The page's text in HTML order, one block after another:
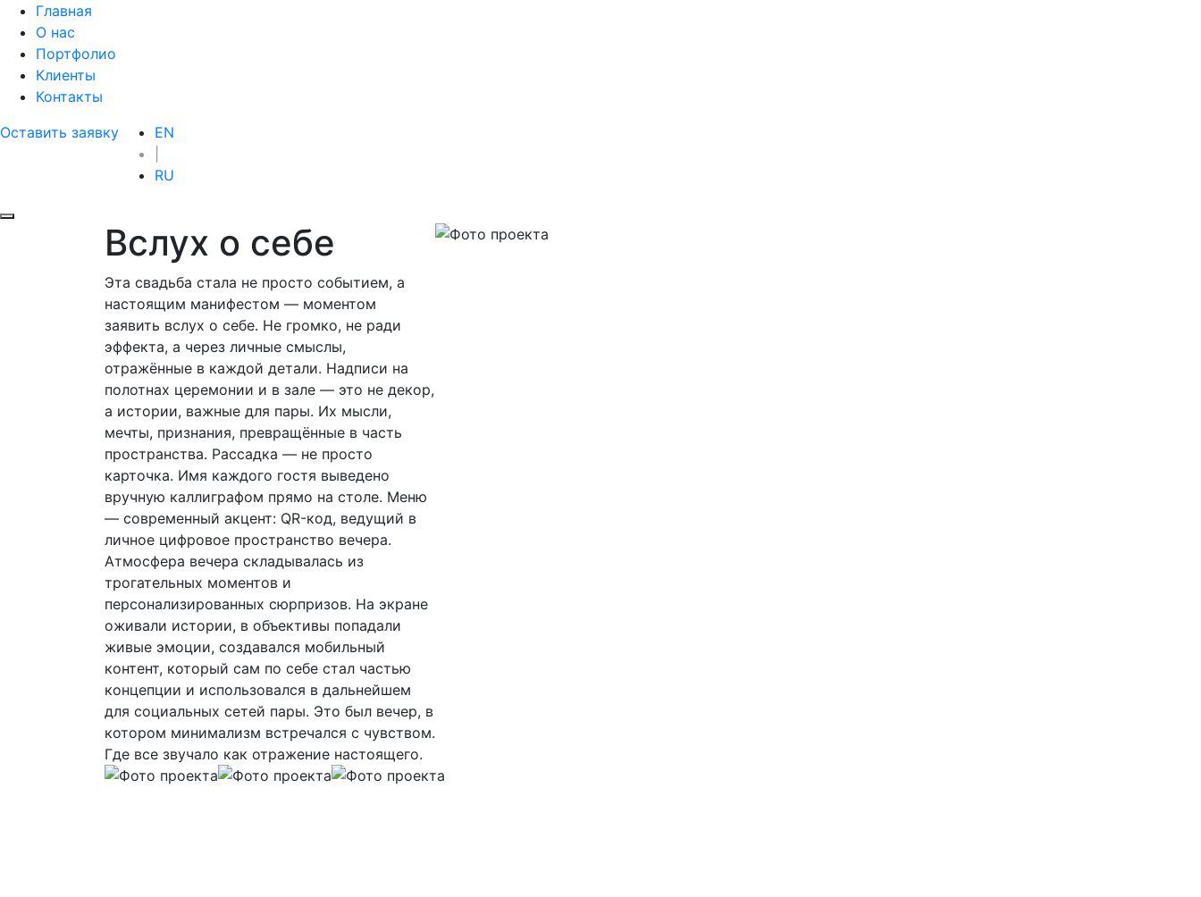
Главная
О нас
Портфолио
Клиенты
Контакты
Оставить заявку
EN
RU
Вслух о себе
Эта свадьба стала не просто событием, а
настоящим манифестом — моментом
заявить вслух о себе. Не громко, не ради
эффекта, а через личные смыслы,
отражённые в каждой детали. Надписи на
полотнах церемонии и в зале — это не декор,
а истории, важные для пары. Их мысли,
мечты, признания, превращённые в часть
пространства. Рассадка — не просто
карточка. Имя каждого гостя выведено
вручную каллиграфом прямо на столе. Меню
— современный акцент: QR-код, ведущий в
личное цифровое пространство вечера.
Атмосфера вечера складывалась из
трогательных моментов и
персонализированных сюрпризов. На экране
оживали истории, в объективы попадали
живые эмоции, создавался мобильный
контент, который сам по себе стал частью
концепции и использовался в дальнейшем
для социальных сетей пары. Это был вечер, в
котором минимализм встречался с чувством.
Где все звучало как отражение настоящего.